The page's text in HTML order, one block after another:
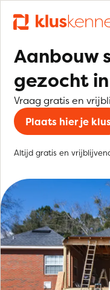
Aanbouw
gezocht
Vraag gratis en
Plaats hier je
Altijd gratis en